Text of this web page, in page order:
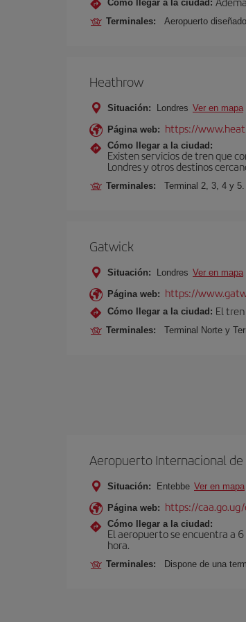
Cómo llegar a la ciudad:
Terminales: Aeropuerto
Heathrow
Situación: Londres Ver en mapa
Página web: https://
Cómo llegar a la ciudad:
Existen servicios de tren que
Londres y otros destinos
Terminales: Terminal 2, 3, 4 y 5.
Gatwick
Situación: Londres Ver en mapa
Página web: https://
Cómo llegar a la ciudad: El
Terminales: Terminal Norte y
Aeropuerto Internacional
Situación: Entebbe Ver en mapa
Página web: https://
Cómo llegar a la ciudad:
El aeropuerto se encuentra a
hora.
Terminales: Dispone de una